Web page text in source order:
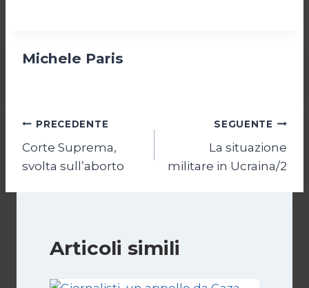
Michele Paris
Navigazione
articoli
PRECEDENTE
Corte Suprema,
svolta sull’aborto
SEGUENTE
La situazione
militare in Ucraina/2
Articoli simili